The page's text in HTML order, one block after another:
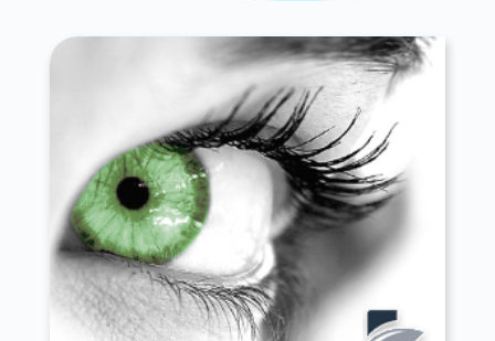
Béhoust 78910
Bennecourt 78270
Beynes 78650
Blaru 78270
Boinville-en-Mantois 78930
Boinville-le-Gaillard 78660
Boinvilliers 78200
Bois-d'Arcy 78390
Boissets 78910
La Boissière-École 78125
Boissy-Mauvoisin 78200
Boissy-sans-Avoir 78490
Bonnelles 78830
Bonnières-sur-Seine 78270
Bouafle 78410
Bougival 78380
Bourdonné 78113
Breuil-Bois-Robert 78930
Bréval 78980
Les Bréviaires 78610
Brueil-en-Vexin 78440
Buc 78530
Buchelay 78200
Bullion 78830
Carrières-sous-Poissy 78955